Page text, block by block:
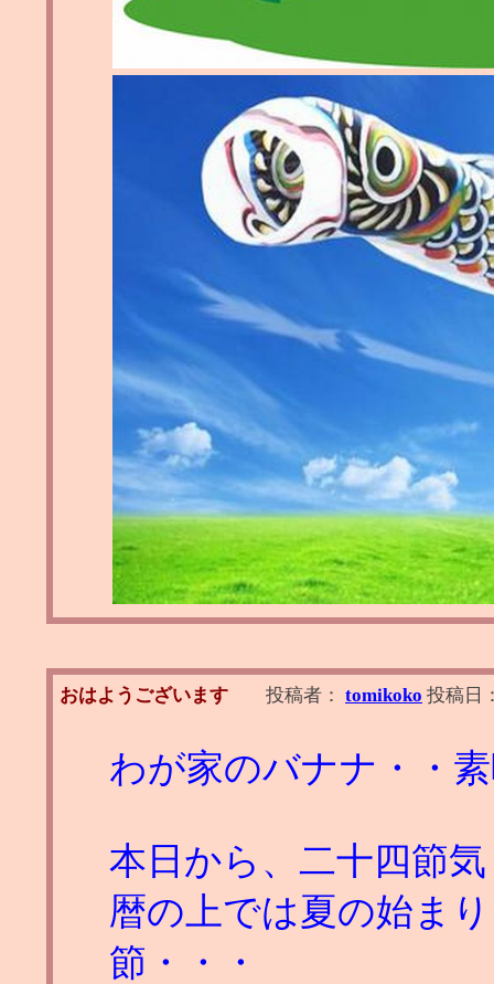
おはようございます 投稿者： tomikoko 投稿日
わが家のバナナ・・
本日から、二十四節
暦の上では夏の始ま
節・・・